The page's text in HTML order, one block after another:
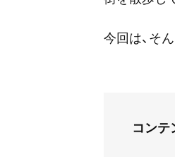
今回は、そ
コンテ